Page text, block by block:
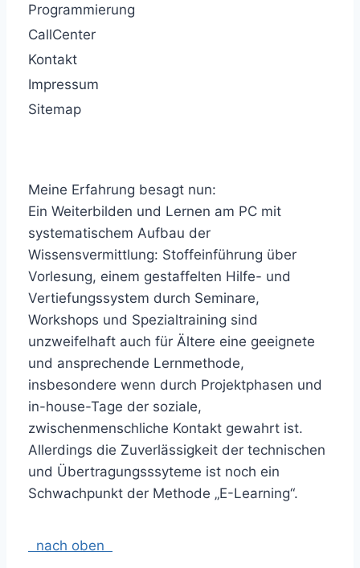
Programmierung
CallCenter
Kontakt
Impressum
Sitemap
Meine Erfahrung besagt nun:
Ein Weiterbilden und Lernen am PC mit
systematischem Aufbau der
Wissensvermittlung: Stoffeinführung über
Vorlesung, einem gestaffelten Hilfe- und
Vertiefungssystem durch Seminare,
Workshops und Spezialtraining sind
unzweifelhaft auch für Ältere eine geeignete
und ansprechende Lernmethode,
insbesondere wenn durch Projektphasen und
in-house-Tage der soziale,
zwischenmenschliche Kontakt gewahrt ist.
Allerdings die Zuverlässigkeit der technischen
und Übertragungsssyteme ist noch ein
Schwachpunkt der Methode „E-Learning“.
nach oben